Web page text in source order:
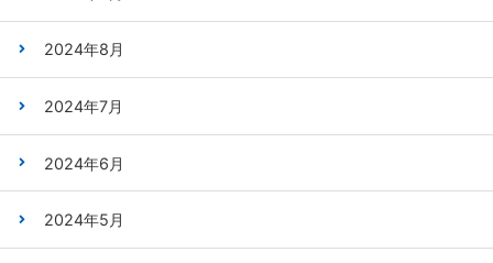
2024年8月
2024年7月
2024年6月
2024年5月